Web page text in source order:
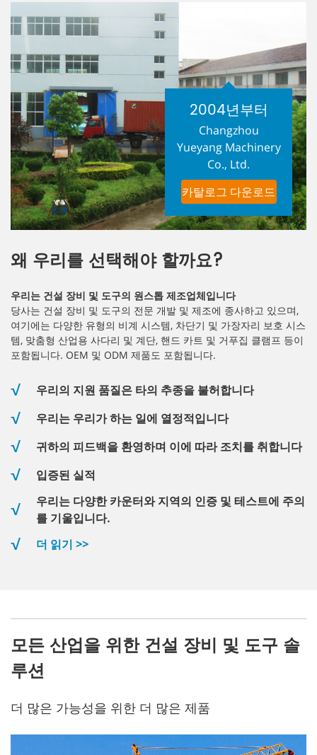
2004년부터
Changzhou
Yueyang Machinery
Co., Ltd.
카탈로그 다운로드
왜 우리를 선택해야 할까요?
우리는 건설 장비 및 도구의 원스톱 제조업체입니다
당사는 건설 장비 및 도구의 전문 개발 및 제조에 종사하고 있으며,
여기에는 다양한 유형의 비계 시스템, 차단기 및 가장자리 보호 시스
템, 맞춤형 산업용 사다리 및 계단, 핸드 카트 및 거푸집 클램프 등이
포함됩니다. OEM 및 ODM 제품도 포함됩니다.
우리의 지원 품질은 타의 추종을 불허합니다
우리는 우리가 하는 일에 열정적입니다
귀하의 피드백을 환영하며 이에 따라 조치를 취합니다
입증된 실적
우리는 다양한 카운터와 지역의 인증 및 테스트에 주의
를 기울입니다.
더 읽기 >>
모든 산업을 위한 건설 장비 및 도구 솔
루션
더 많은 가능성을 위한 더 많은 제품